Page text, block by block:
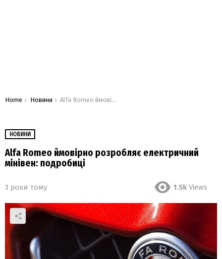
You are here:
Home Новини Alfa Romeo ймовірно розробляє електричний мінівен: подробиці
НОВИНИ
Alfa Romeo ймовірно розробляє електричний
мінівен: подробиці
3 роки тому 1.5k Views